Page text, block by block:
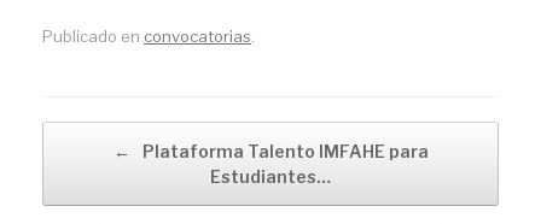
Publicado en convocatorias
←
Plataforma Talento IMFAHE para
Estudiantes…